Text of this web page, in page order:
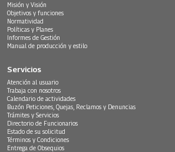
Misión y Visión
Objetivos y funciones
Normatividad
Políticas y Planes
Informes de Gestión
Manual de producción y estilo
Servicios
Atención al usuario
Trabaja con nosotros
Calendario de actividades
Buzón Peticiones, Quejas, Reclamos y Denuncias
Trámites y Servicios
Directorio de Funcionarios
Estado de su solicitud
Términos y Condiciones
Entrega de Obsequios